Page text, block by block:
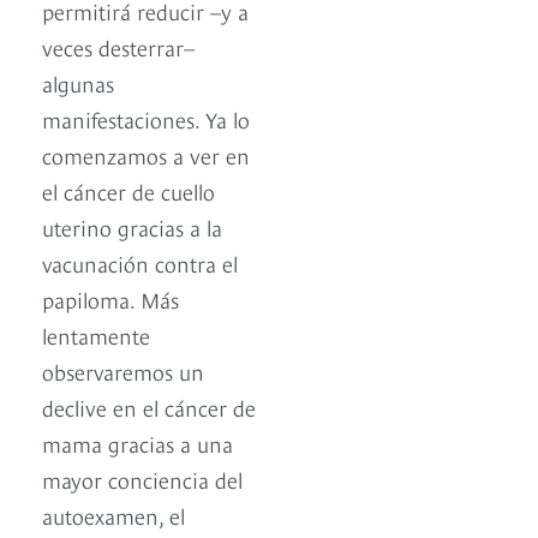
permitirá reducir –y a
veces desterrar–
algunas
manifestaciones. Ya lo
comenzamos a ver en
el cáncer de cuello
uterino gracias a la
vacunación contra el
papiloma. Más
lentamente
observaremos un
declive en el cáncer de
mama gracias a una
mayor conciencia del
autoexamen, el